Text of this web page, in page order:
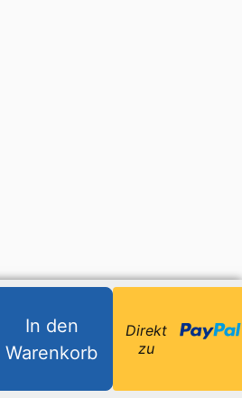
In den
Warenkorb
Direkt
zu